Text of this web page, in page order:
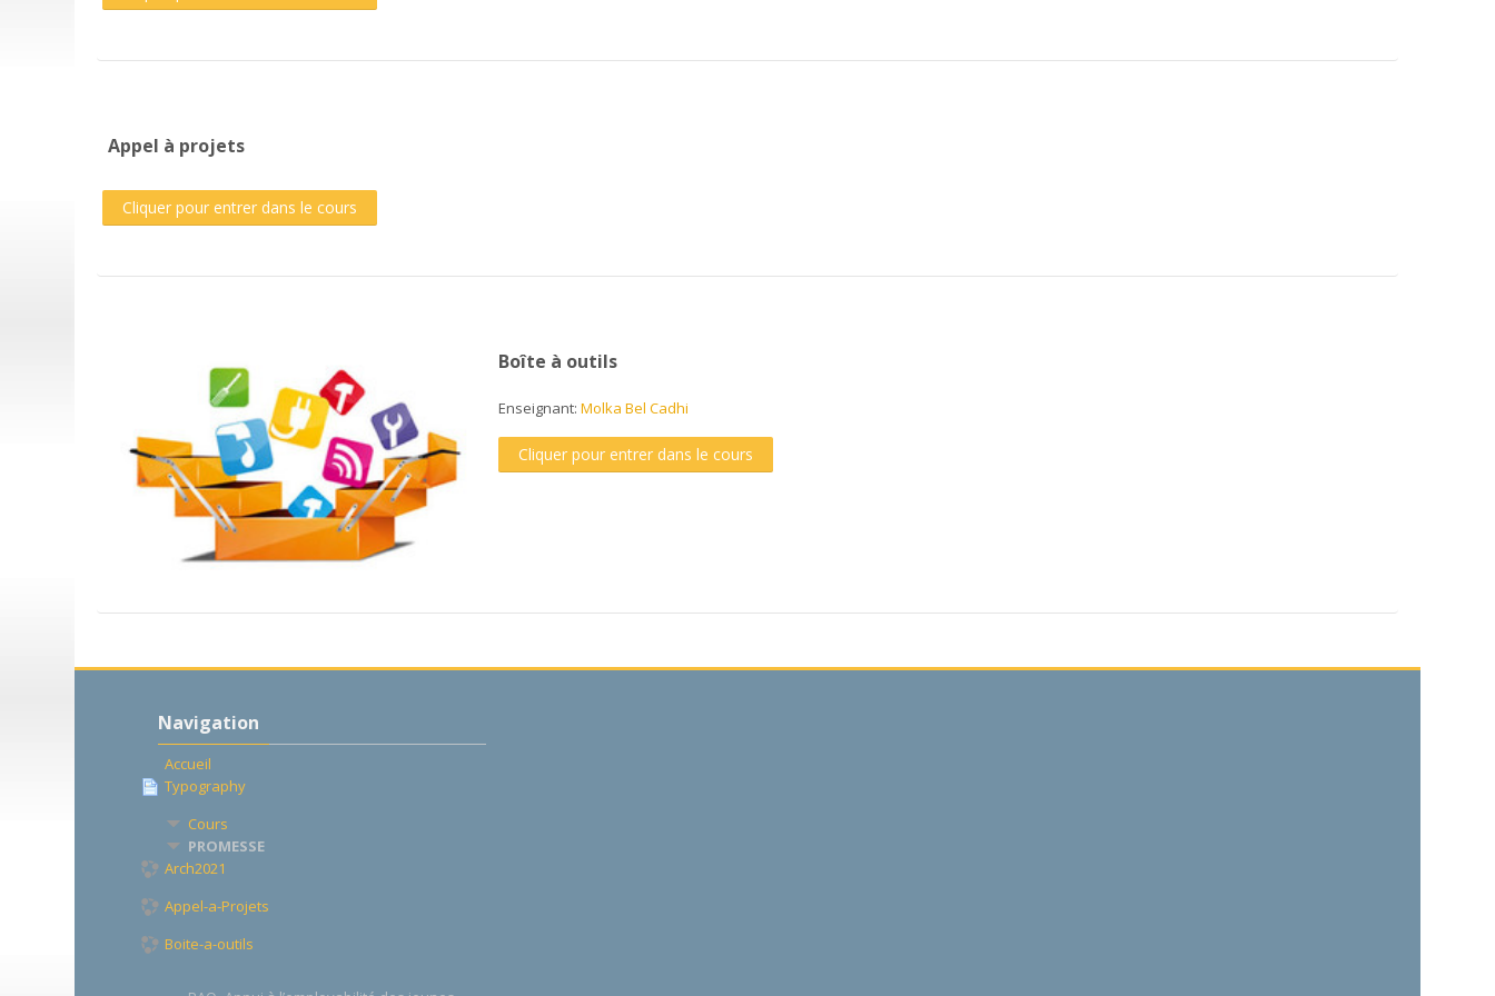
Appel à projets
Cliquer pour entrer dans le cours
Boîte à outils
Enseignant:Molka Bel Cadhi
Cliquer pour entrer dans le cours
Navigation
Accueil
Typography
Cours
PROMESSE
Arch2021
Appel-a-Projets
Boite-a-outils